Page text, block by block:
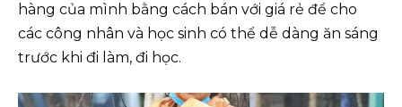
hàng của mình bằng cách bán với giá rẻ để cho
các công nhân và học sinh có thể dễ dàng ăn sáng
trước khi đi làm, đi học.